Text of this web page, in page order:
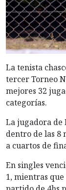
La tenista
tercer Torneo
mejores 32
categorías.
La jugadora de
dentro de las 8
a cuartos de
En singles
1, mientras